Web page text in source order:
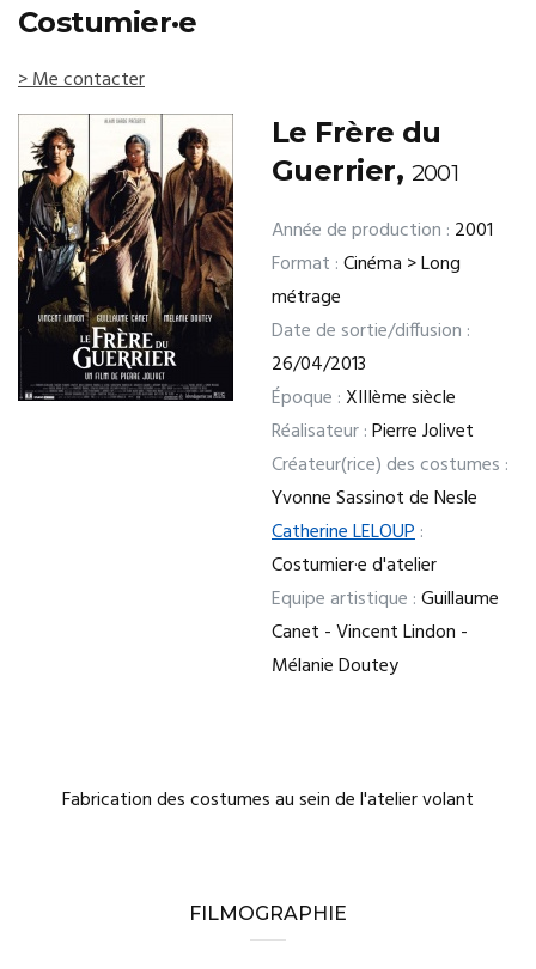
Costumier·e
> Me contacter
Le Frère du
Guerrier, 2001
Année de production : 2001
Format :Cinéma > Long
métrage
Date de sortie/diffusion :
26/04/2013
Époque :XIIIème siècle
Réalisateur :Pierre Jolivet
Créateur(rice) des costumes :
Yvonne Sassinot de Nesle
Catherine LELOUP:
Costumier·e d'atelier
Equipe artistique :Guillaume
Canet - Vincent Lindon -
Mélanie Doutey
Fabrication des costumes au sein de l'atelier volant
FILMOGRAPHIE